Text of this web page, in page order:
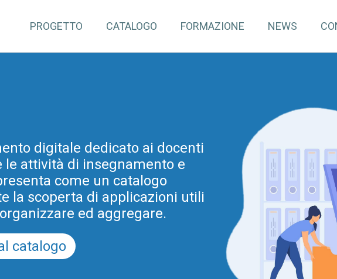
PROGETTO CATALOGO FORMAZIONE NEWS
digitale dedicato ai docenti
le attività di insegnamento e
come un catalogo
la scoperta di applicazioni utili
ed aggregare.
catalogo
di formazione continua per
di ogni ordine e grado. Tale
di innovazione metodologica
Programma Regionale per la
Giulia 2025-2028 (e prima
2021-2025).
tutti i moduli